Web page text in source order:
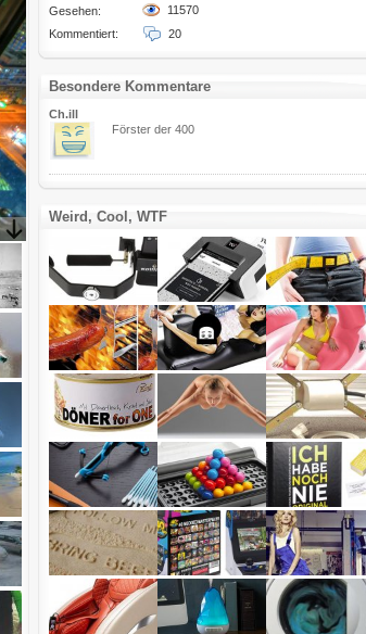
Gesehen:
Kommentiert:
11570
20
Besondere Kommentare
Ch.ill
Förster der 400
Weird, Cool, WTF